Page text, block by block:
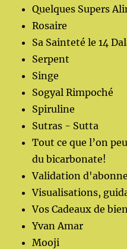
Quelques Supers
Rosaire
Sa Sainteté le 14
Serpent
Singe
Sogyal Rimpoché
Spiruline
Sutras - Sutta
Tout ce que l’on
du bicarbonate!
Validation
Visualisations,
Vos Cadeaux de
Yvan Amar
Mooji